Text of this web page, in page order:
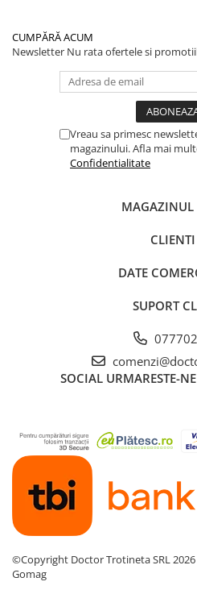
CUMPĂRĂ ACUM
Newsletter Nu rata ofertele si
Vreau sa primesc
magazinului. Afla mai
Confidentialitate
MAGAZINUL
CLIENTI
DATE
SUPORT
SOCIAL URMARESTE-
©Copyright Doctor Trotineta SRL 2026
Gomag